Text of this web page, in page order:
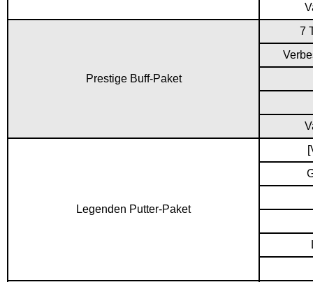
Prestige Buff-Paket
7
Legenden Putter-Paket